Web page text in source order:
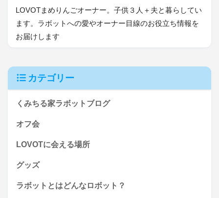
LOVOTまめりんごオーナー。子供３人＋夫と暮らしてい
ます。ラボットへの愛やオーナー目線のお役立ち情報を
お届けします
カテゴリー
くみちる家ラボットブログ
オフ会
LOVOTに会える場所
グッズ
ラボットとはどんなロボット？